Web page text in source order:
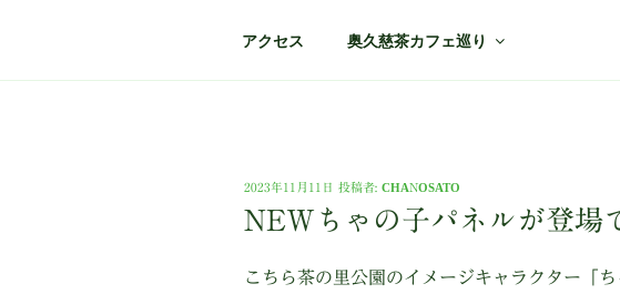
アクセス 奥久慈茶カフェ巡り
投
日:
2023年11月11日 投稿者: CHANOSATO
NEWちゃの子パネルが登場
こちら茶の里公園のイメージキャラクター「ち